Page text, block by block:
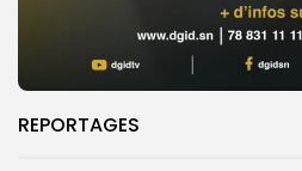
REPORTAGES